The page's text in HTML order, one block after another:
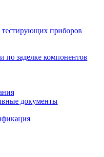
приборов
заделке компонентов
документы